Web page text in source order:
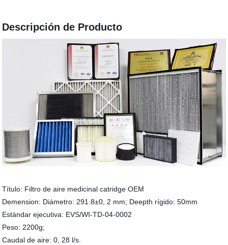
Descripción de Producto
Título: Filtro de aire medicinal catridge OEM
Demension: Diámetro: 291.8±0, 2 mm; Deepth rígido: 50mm
Estándar ejecutiva: EVS/WI-TD-04-0002
Peso: 2200g;
Caudal de aire: 0, 28 l/s.